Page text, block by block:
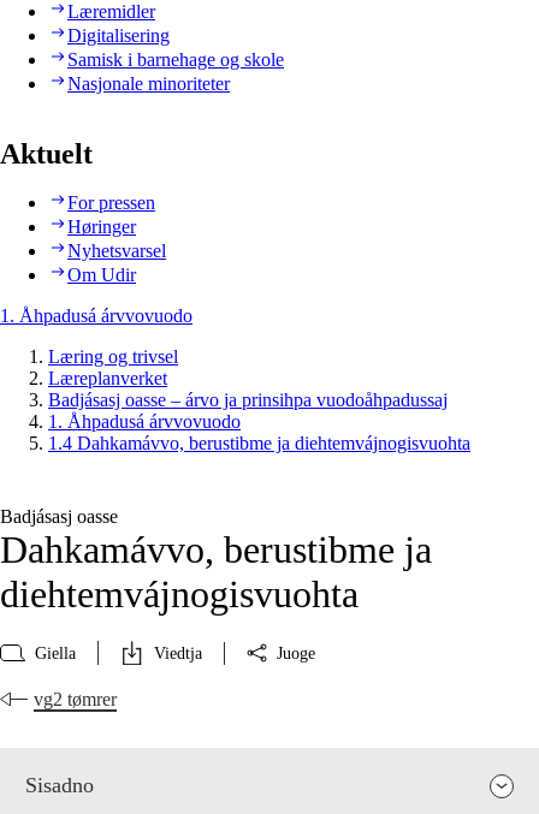
Læremidler
Digitalisering
Samisk i barnehage og skole
Nasjonale minoriteter
Aktuelt
For pressen
Høringer
Nyhetsvarsel
Om Udir
1. Åhpadusá árvvovuodo
Læring og trivsel
Læreplanverket
Badjásasj oasse – árvo ja prinsihpa vuodoåhpadussaj
1. Åhpadusá árvvovuodo
1.4 Dahkamávvo, berustibme ja diehtemvájnogisvuohta
Badjásasj oasse
Dahkamávvo, berustibme ja
diehtemvájnogisvuohta
Giella Viedtja Juoge
vg2 tømrer
Sisadno